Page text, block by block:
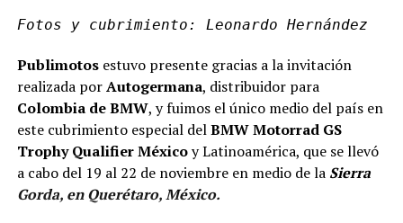
Fotos y cubrimiento: Leonardo Hernández
Publimotosestuvo presente gracias a la invitación
realizada porAutogermana, distribuidor para
Colombia de BMW, y fuimos el único medio del país en
este cubrimiento especial delBMW Motorrad GS
Trophy Qualifier Méxicoy Latinoamérica, que se llevó
a cabo del 19 al 22 de noviembre en medio de la Sierra
Gorda, en Querétaro, México.